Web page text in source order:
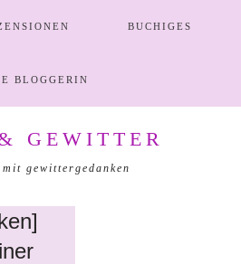
BUCHIGES
BLOGGERIN
GEWITTER
gewittergedanken